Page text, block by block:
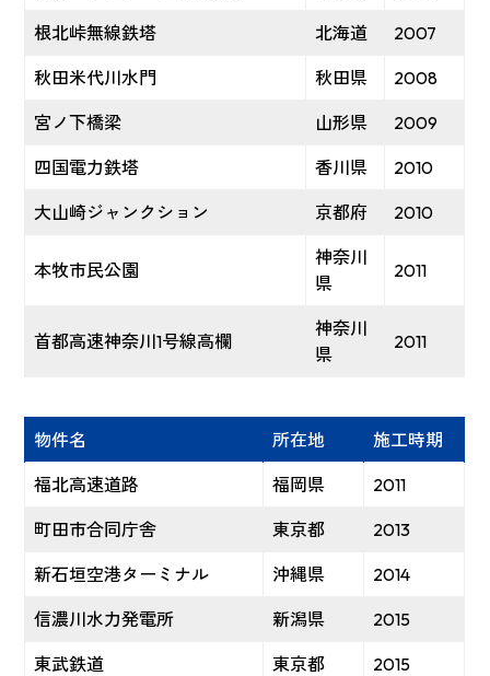
根北峠無線鉄塔 北海道 2007
秋田米代川水門 秋田県 2008
宮ノ下橋梁 山形県 2009
四国電力鉄塔 香川県 2010
大山崎ジャンクション 京都府 2010
本牧市民公園
神奈川
県
2011
首都高速神奈川1号線高欄
神奈川
県
2011
物件名 所在地 施工時期
福北高速道路 福岡県 2011
町田市合同庁舎 東京都 2013
新石垣空港ターミナル 沖縄県 2014
信濃川水力発電所 新潟県 2015
東武鉄道 東京都 2015